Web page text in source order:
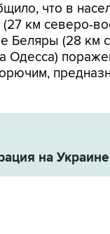
что в
км северо-
Беляры (28 км
Одесса)
на Украине